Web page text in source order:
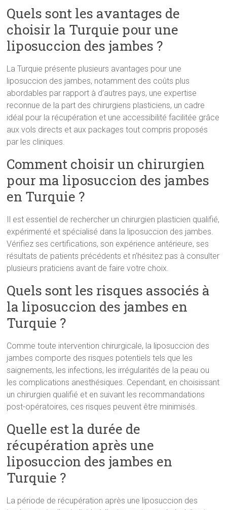
Quels sont les avantages de
choisir la Turquie pour une
liposuccion des jambes ?
La Turquie présente plusieurs avantages pour une
liposuccion des jambes, notamment des coûts plus
abordables par rapport à d’autres pays, une expertise
reconnue de la part des chirurgiens plasticiens, un cadre
idéal pour la récupération et une accessibilité facilitée grâce
aux vols directs et aux packages tout compris proposés
par les cliniques.
Comment choisir un chirurgien
pour ma liposuccion des jambes
en Turquie ?
Il est essentiel de rechercher un chirurgien plasticien qualifié,
expérimenté et spécialisé dans la liposuccion des jambes.
Vérifiez ses certifications, son expérience antérieure, ses
résultats de patients précédents et n’hésitez pas à consulter
plusieurs praticiens avant de faire votre choix.
Quels sont les risques associés à
la liposuccion des jambes en
Turquie ?
Comme toute intervention chirurgicale, la liposuccion des
jambes comporte des risques potentiels tels que les
saignements, les infections, les irrégularités de la peau ou
les complications anesthésiques. Cependant, en choisissant
un chirurgien qualifié et en suivant les recommandations
post-opératoires, ces risques peuvent être minimisés.
Quelle est la durée de
récupération après une
liposuccion des jambes en
Turquie ?
La période de récupération après une liposuccion des